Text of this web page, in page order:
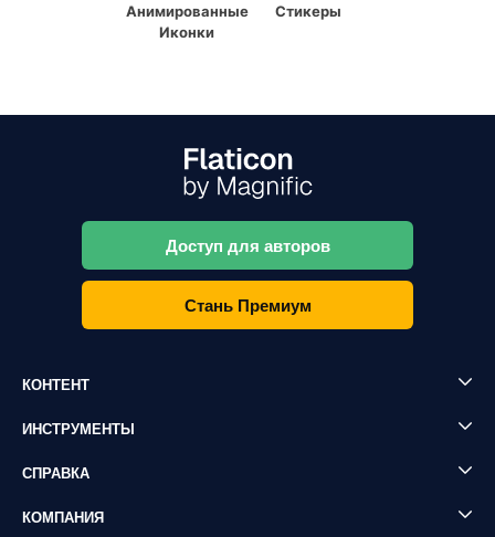
Анимированные
Иконки
Стикеры
Доступ для авторов
Стань Премиум
КОНТЕНТ
ИНСТРУМЕНТЫ
СПРАВКА
КОМПАНИЯ